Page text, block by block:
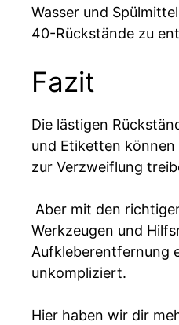
Wasser und
40-Rückstände zu
Fazit
Die lästigen
und Etiketten
zur Verzweiflung
Aber mit den
Werkzeugen und
Aufkleberentfernung
unkompliziert.
Hier haben wir dir